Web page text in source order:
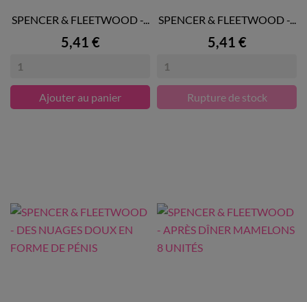
SPENCER & FLEETWOOD -...
Prix
5,41 €
Ajouter au panier
SPENCER & FLEETWOOD -...
Prix
5,41 €
Rupture de stock